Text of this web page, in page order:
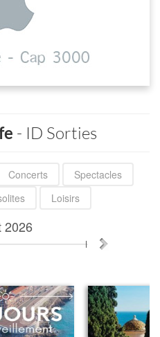
- ID Sorties
Concerts
Spectacles
Loisirs
2026